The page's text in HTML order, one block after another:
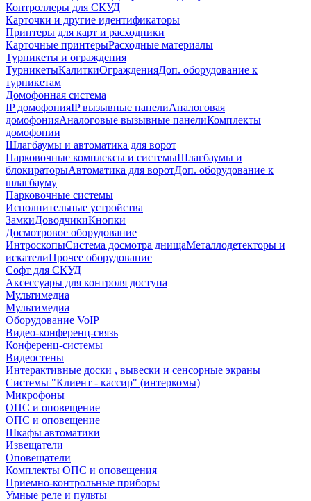
Контроллеры для СКУД
Карточки и другие идентификаторы
Принтеры для карт и расходники
Карточные принтерыРасходные материалы
Турникеты и ограждения
ТурникетыКалиткиОгражденияДоп. оборудование к
турникетам
Домофонная система
IP домофонияIP вызывные панелиАналоговая
домофонияАналоговые вызывные панелиКомплекты
домофонии
Шлагбаумы и автоматика для ворот
Парковочные комплексы и системыШлагбаумы и
блокираторыАвтоматика для воротДоп. оборудование к
шлагбауму
Парковочные системы
Исполнительные устройства
ЗамкиДоводчикиКнопки
Досмотровое оборудование
ИнтроскопыСистема досмотра днищаМеталлодетекторы и
искателиПрочее оборудование
Софт для СКУД
Аксессуары для контроля доступа
Мультимедиа
Мультимедиа
Оборудование VoIP
Видео-конференц-связь
Конференц-системы
Видеостены
Интерактивные доски , вывески и сенсорные экраны
Системы "Клиент - кассир" (интеркомы)
Микрофоны
ОПС и оповещение
ОПС и оповещение
Шкафы автоматики
Извещатели
Оповещатели
Комплекты ОПС и оповещения
Приемно-контрольные приборы
Умные реле и пульты